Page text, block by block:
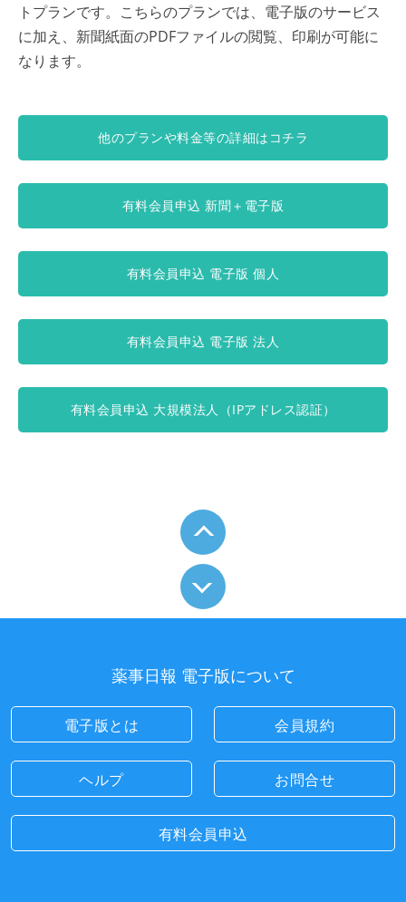
トプランです。こちらのプランでは、電子版のサービス
に加え、新聞紙面のPDFファイルの閲覧、印刷が可能に
なります。
他のプランや料金等の詳細はコチラ
有料会員申込 新聞＋電子版
有料会員申込 電子版 個人
有料会員申込 電子版 法人
有料会員申込 大規模法人（IPアドレス認証）
薬事日報 電子版について
電子版とは 会員規約
ヘルプ お問合せ
有料会員申込